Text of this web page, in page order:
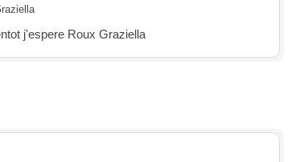
j'espere Roux Graziella